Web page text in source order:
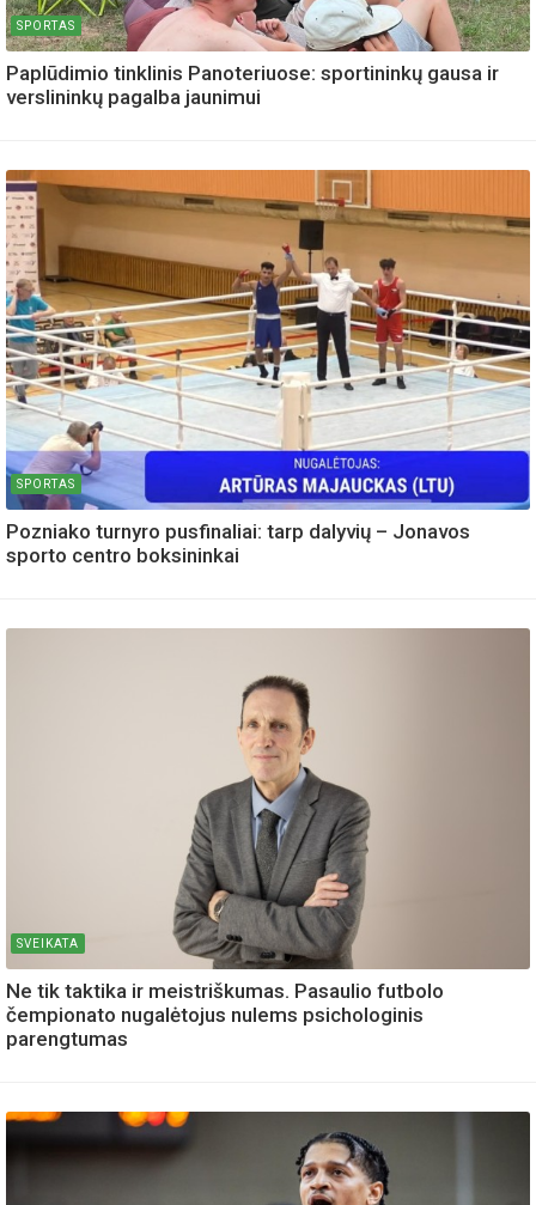
SPORTAS
Paplūdimio tinklinis Panoteriuose: sportininkų gausa ir
verslininkų pagalba jaunimui
SPORTAS
Pozniako turnyro pusfinaliai: tarp dalyvių – Jonavos
sporto centro boksininkai
SVEIKATA
Ne tik taktika ir meistriškumas. Pasaulio futbolo
čempionato nugalėtojus nulems psichologinis
parengtumas